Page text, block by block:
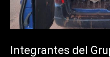
Integrantes del